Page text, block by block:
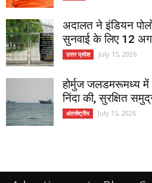
अदालत ने इंडियन
सुनवाई के लिए 12
उत्तर प्रदेश July 15, 2026
होर्मुज जलडमरूमध्य में
निंदा की, सुरक्षित
अंतर्राष्ट्रीय July 15, 2026